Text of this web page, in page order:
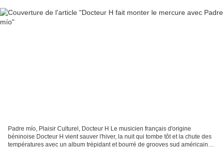
Padre mío, Plaisir Culturel, Docteur H Le musicien français d'origine
béninoise Docteur H vient sauver l'hiver, la nuit qui tombe tôt et la chute des
températures avec un album trépidant et bourré de grooves sud américains.